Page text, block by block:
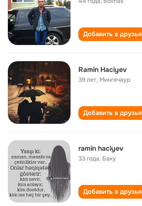
Добавить в друзья
Ramin Haciyev
39 лет, Мингечаур
Добавить в друзья
ramin haciyev
33 года, Баку
Добавить в друзья